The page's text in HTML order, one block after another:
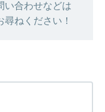
い合わせなどは
ねください！